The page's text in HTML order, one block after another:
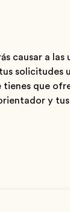
causar a
solicitudes
que
y